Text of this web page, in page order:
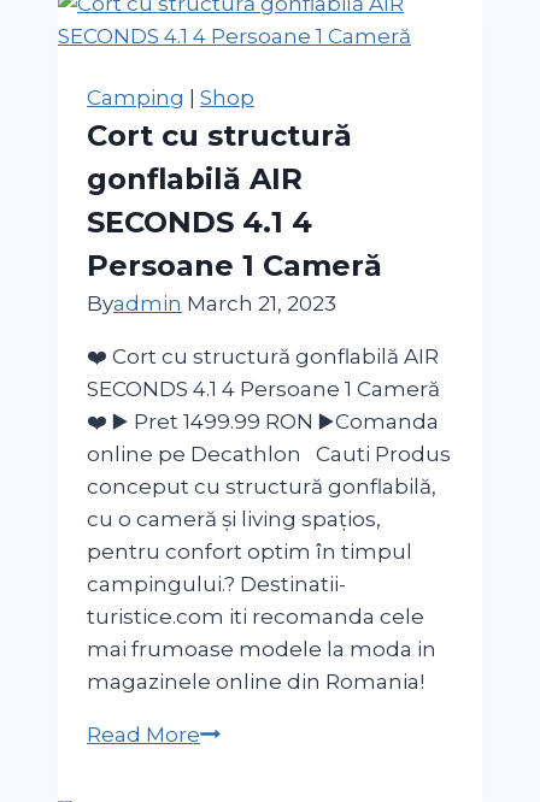
natură
NH110
Damă
Camping | Shop
Cort cu structură
gonflabilă AIR
SECONDS 4.1 4
Persoane 1 Cameră
Byadmin March 21, 2023
❤️ Cort cu structură gonflabilă AIR
SECONDS 4.1 4 Persoane 1 Cameră
❤️ ▶️ Pret 1499.99 RON ▶️Comanda
online pe Decathlon Cauti Produs
conceput cu structură gonflabilă,
cu o cameră și living spațios,
pentru confort optim în timpul
campingului.? Destinatii-
turistice.com iti recomanda cele
mai frumoase modele la moda in
magazinele online din Romania!
Read MoreCort